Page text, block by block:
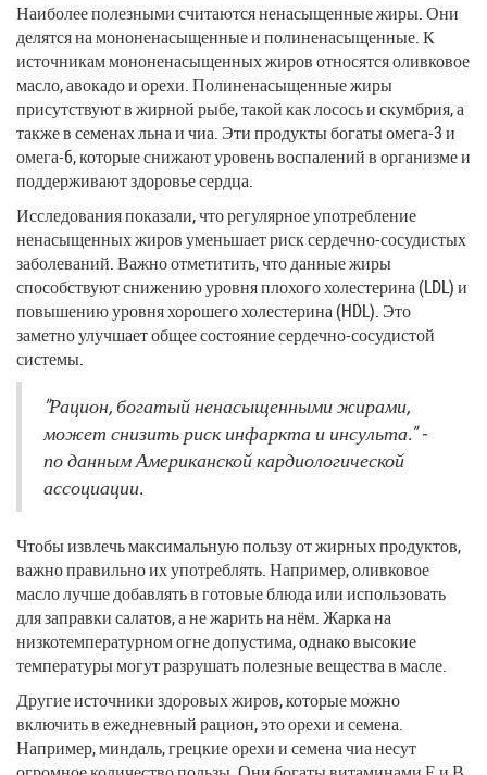
Наиболее полезными считаются ненасыщенные жиры. Они
делятся на мононенасыщенные и полиненасыщенные. К
источникам мононенасыщенных жиров относятся оливковое
масло, авокадо и орехи. Полиненасыщенные жиры
присутствуют в жирной рыбе, такой как лосось и скумбрия, а
также в семенах льна и чиа. Эти продукты богаты омега-3 и
омега-6, которые снижают уровень воспалений в организме и
поддерживают здоровье сердца.
Исследования показали, что регулярное употребление
ненасыщенных жиров уменьшает риск сердечно-сосудистых
заболеваний. Важно отметитить, что данные жиры
способствуют снижению уровня плохого холестерина (LDL) и
повышению уровня хорошего холестерина (HDL). Это
заметно улучшает общее состояние сердечно-сосудистой
системы.
"Рацион, богатый ненасыщенными жирами,
может снизить риск инфаркта и инсульта." -
по данным Американской кардиологической
ассоциации.
Чтобы извлечь максимальную пользу от жирных продуктов,
важно правильно их употреблять. Например, оливковое
масло лучше добавлять в готовые блюда или использовать
для заправки салатов, а не жарить на нём. Жарка на
низкотемпературном огне допустима, однако высокие
температуры могут разрушать полезные вещества в масле.
Другие источники здоровых жиров, которые можно
включить в ежедневный рацион, это орехи и семена.
Например, миндаль, грецкие орехи и семена чиа несут